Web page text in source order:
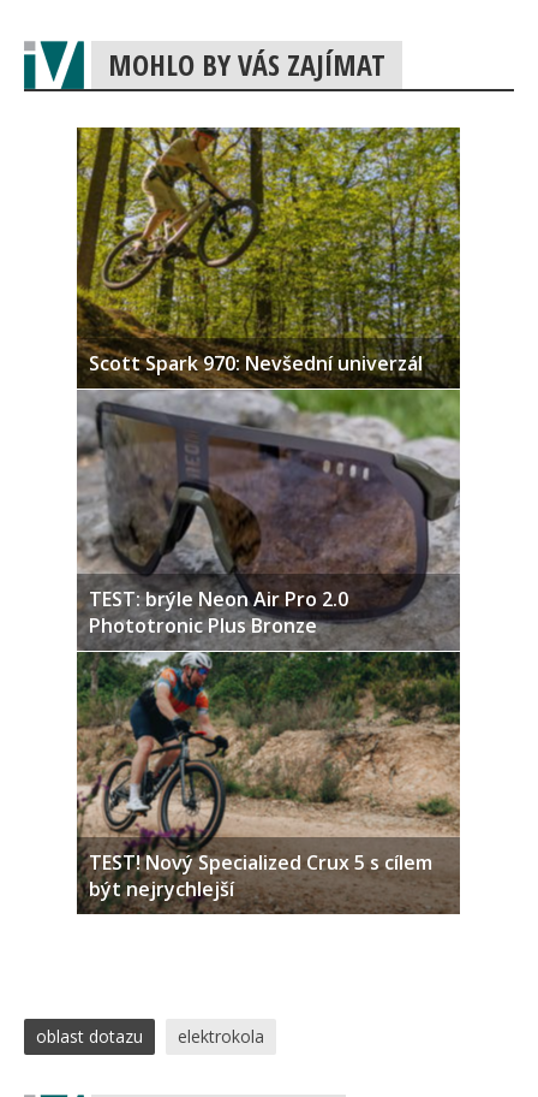
MOHLO BY VÁS ZAJÍMAT
Scott Spark 970: Nevšední univerzál
TEST: brýle Neon Air Pro 2.0
Phototronic Plus Bronze
TEST! Nový Specialized Crux 5 s cílem
být nejrychlejší
oblast dotazu elektrokola